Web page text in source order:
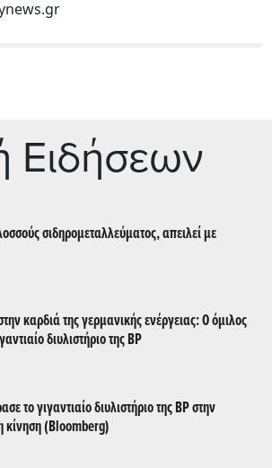
Ειδήσεων
σιδηρομεταλλεύματος, απειλεί με
καρδιά της γερμανικής ενέργειας: Ο όμιλος
διυλιστήριο της BP
το γιγαντιαίο διυλιστήριο της BP στην
κίνηση (Βloomberg)